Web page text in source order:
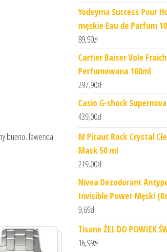
bueno, lawenda
Yodeyma Success Pour
męskie Eau de Parfum
89,90zł
Cartier Baiser Vole
Perfumowana 100ml
297,90zł
Casio G-shock
439,00zł
M Picaut Rock Crystal
Mask 50 ml
219,00zł
Nivea Dezodorant
Invisible Power Męski
9,69zł
Tisane ŻEL DO POWIEK
16,99zł